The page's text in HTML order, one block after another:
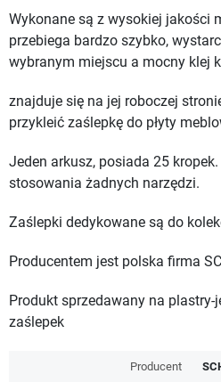
Wykonane są z wysokiej jakości
przebiega bardzo szybko,
wybranym miejscu a mocny klej
znajduje się na jej roboczej
przykleić zaślepkę do płyty
Jeden arkusz, posiada 25
stosowania żadnych narzędzi.
Zaślepki dedykowane są do
Producentem jest polska firma
Produkt sprzedawany na
zaślepek
Producent